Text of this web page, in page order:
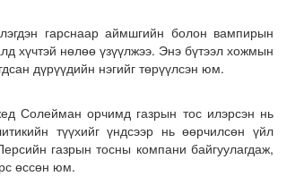
гарснаар аймшгийн болон вампирын
хүчтэй нөлөө үзүүлжээ. Энэ бүтээл хожмын
дүрүүдийн нэгийг төрүүлсэн юм.
Солейман орчимд газрын тос илэрсэн нь
түүхийг үндсээр нь өөрчилсөн үйл
газрын тосны компани байгуулагдаж,
өссөн юм.